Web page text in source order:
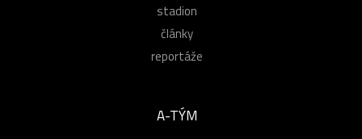
stadion
články
reportáže
A-TÝM